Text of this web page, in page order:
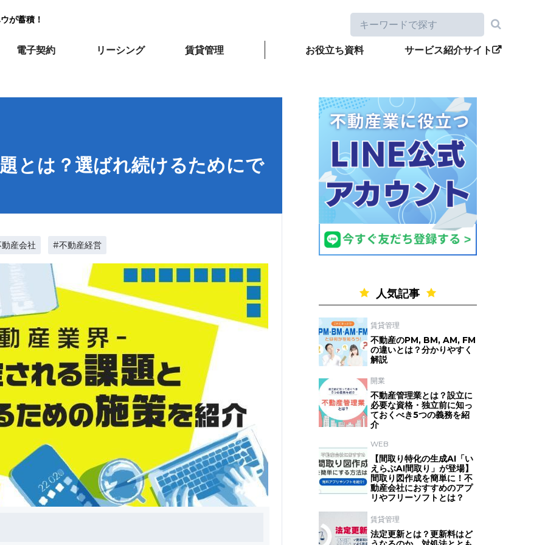
が蓄積！
電子契約 リーシング 賃貸管理 お役立ち資料 サービス紹介サイト
とは？選ばれ続けるためにで
産会社 #不動産経営
人気記事
賃貸管理
不動産のPM, BM, AM, FM
の違いとは？分かりやすく
解説
開業
不動産管理業とは？設立に
必要な資格・独立前に知っ
ておくべき5つの義務を紹
介
WEB
【間取り特化の生成AI「い
えらぶAI間取り」が登場】
間取り図作成を簡単に！不
動産会社におすすめのアプ
リやフリーソフトとは？
賃貸管理
法定更新とは？更新料はど